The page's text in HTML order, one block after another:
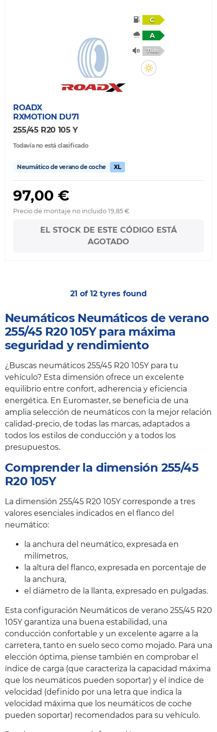
C
A
71db
ROADX
RXMOTION DU71
255/45 R20 105 Y
Todavía no está clasificado
Neumático de verano de coche XL
97,00 €
Precio de montaje no incluido 19,85 €
EL STOCK DE ESTE CÓDIGO ESTÁ
AGOTADO
21 of 12 tyres found
Neumáticos Neumáticos de verano
255/45 R20 105Y para máxima
seguridad y rendimiento
¿Buscas neumáticos 255/45 R20 105Y para tu
vehículo? Esta dimensión ofrece un excelente
equilibrio entre confort, adherencia y eficiencia
energética. En Euromaster, se beneficia de una
amplia selección de neumáticos con la mejor relación
calidad-precio, de todas las marcas, adaptados a
todos los estilos de conducción y a todos los
presupuestos.
Comprender la dimensión 255/45
R20 105Y
La dimensión 255/45 R20 105Y corresponde a tres
valores esenciales indicados en el flanco del
neumático:
la anchura del neumático, expresada en
milímetros,
la altura del flanco, expresada en porcentaje de
la anchura,
el diámetro de la llanta, expresado en pulgadas.
Esta configuración Neumáticos de verano 255/45 R20
105Y garantiza una buena estabilidad, una
conducción confortable y un excelente agarre a la
carretera, tanto en suelo seco como mojado. Para una
elección óptima, piense también en comprobar el
índice de carga (que caracteriza la capacidad máxima
que los neumáticos pueden soportar) y el índice de
velocidad (definido por una letra que indica la
velocidad máxima que los neumáticos de coche
pueden soportar) recomendados para su vehículo.